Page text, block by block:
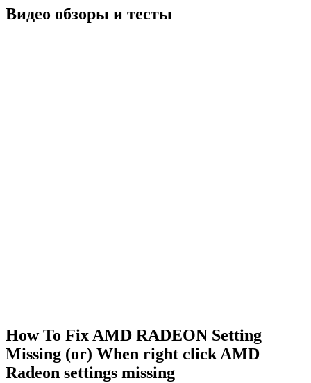
Видео обзоры и тесты
How To Fix AMD RADEON Setting
Missing (or) When right click AMD
Radeon settings missing